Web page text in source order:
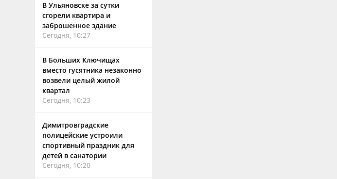
В Ульяновске за сутки
сгорели квартира и
заброшенное здание
Сегодня, 10:27
В Больших Ключищах
вместо гусятника незаконно
возвели целый жилой
квартал
Сегодня, 10:23
Димитровградские
полицейские устроили
спортивный праздник для
детей в санатории
Сегодня, 10:20